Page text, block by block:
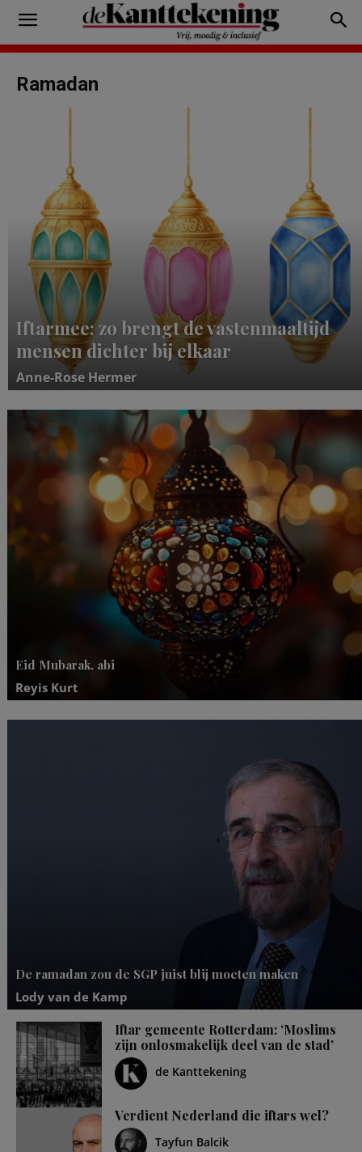
Ramadan
Iftarmee: zo brengt de vastenmaaltijd
mensen dichter bij elkaar
Anne-Rose Hermer
Eid Mubarak, abi
Reyis Kurt
De ramadan zou de SGP juist blij moeten maken
Lody van de Kamp
Iftar gemeente Rotterdam: ‘Moslims
zijn onlosmakelijk deel van de stad’
de Kanttekening
Verdient Nederland die iftars wel?
Tayfun Balcik